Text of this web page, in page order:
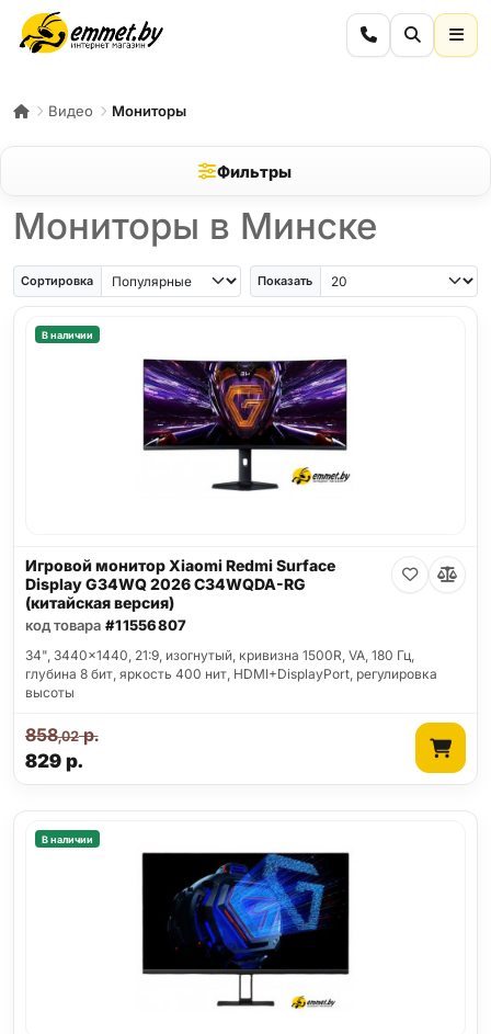
Видео Мониторы
Фильтры
Мониторы в Минске
Сортировка Показать
В наличии
Игровой монитор Xiaomi Redmi Surface
Display G34WQ 2026 C34WQDA-RG
(китайская версия)
код товара #11556807
34", 3440x1440, 21:9, изогнутый, кривизна 1500R, VA, 180 Гц,
глубина 8 бит, яркость 400 нит, HDMI+DisplayPort, регулировка
высоты
829р.
858,02р.
В наличии